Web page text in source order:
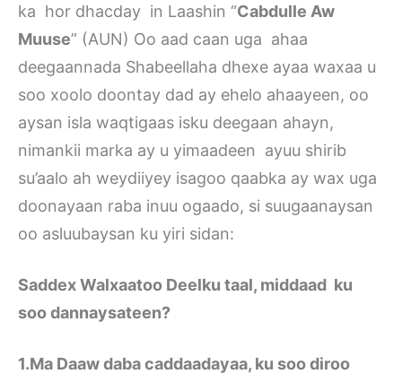
ka hor dhacday in Laashin “Cabdulle Aw
Muuse” (AUN) Oo aad caan uga ahaa
deegaannada Shabeellaha dhexe ayaa waxaa u
soo xoolo doontay dad ay ehelo ahaayeen, oo
aysan isla waqtigaas isku deegaan ahayn,
nimankii marka ay u yimaadeen ayuu shirib
su’aalo ah weydiiyey isagoo qaabka ay wax uga
doonayaan raba inuu ogaado, si suugaanaysan
oo asluubaysan ku yiri sidan:
Saddex Walxaatoo Deelku taal, middaad ku
soo dannaysateen?
1.Ma Daaw daba caddaadayaa, ku soo diroo